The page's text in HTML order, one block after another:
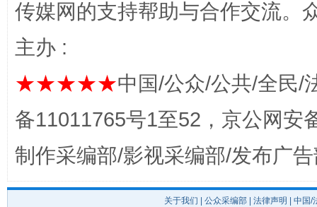
传媒网的支持帮助与合作交流。
主办 :
★★★★★中国/公众/公共/全民/
备11011765号1至52，京公网安
制作采编部/影视采编部/发布广
关于我们 公众采编部 法律声明 | 中国